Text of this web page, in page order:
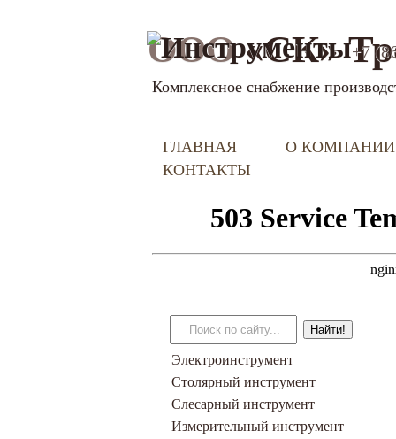
ООО«СК»
Комплексное снабжение
+7
ГЛАВНАЯ
О КОМПАНИИ
КОНТАКТЫ
Электроинструмент
Столярный инструмент
Слесарный инструмент
Измерительный инструмент